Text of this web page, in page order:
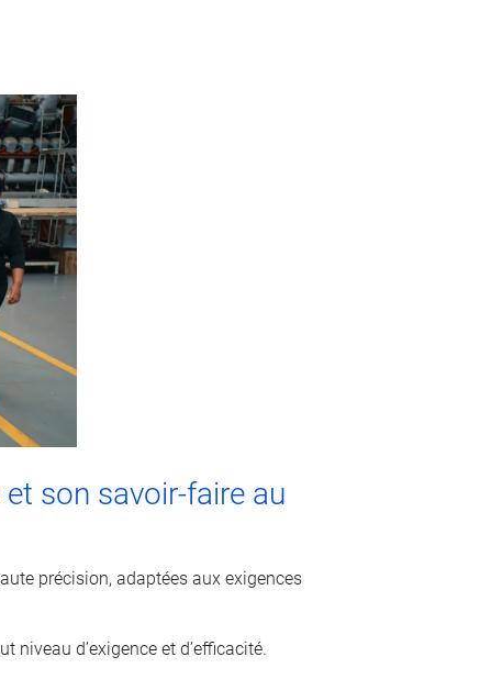
son savoir-faire au
précision, adaptées aux exigences
d’exigence et d’efficacité.